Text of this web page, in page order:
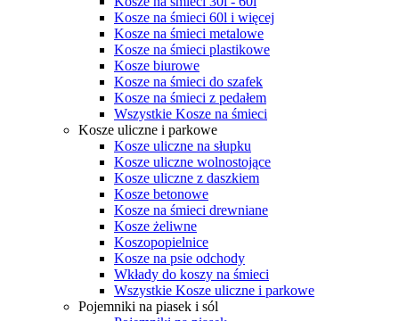
Kosze na śmieci 60l i więcej
Kosze na śmieci metalowe
Kosze na śmieci plastikowe
Kosze biurowe
Kosze na śmieci do szafek
Kosze na śmieci z pedałem
Wszystkie Kosze na śmieci
Kosze uliczne i parkowe
Kosze uliczne na słupku
Kosze uliczne wolnostojące
Kosze uliczne z daszkiem
Kosze betonowe
Kosze na śmieci drewniane
Kosze żeliwne
Koszopopielnice
Kosze na psie odchody
Wkłady do koszy na śmieci
Wszystkie Kosze uliczne i parkowe
Pojemniki na piasek i sól